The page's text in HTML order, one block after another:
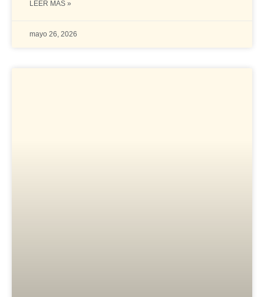
LEER MÁS »
mayo 26, 2026